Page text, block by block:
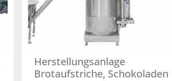
Herstellungsanlage
Brotaufstriche, Schokoladen